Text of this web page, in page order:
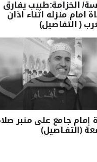
الخزامة:طبيب يفارق
امام منزله اثناء اذان
( التفاصيل)
إمام جامع على منبر
(التفـاصيل)